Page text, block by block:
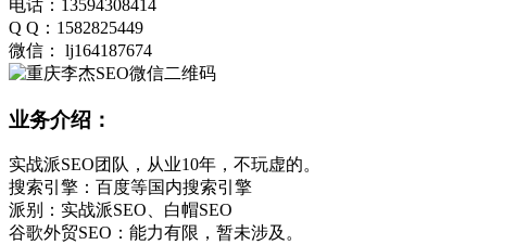
电话：13594308414
Q Q：1582825449
微信： lj164187674
业务介绍：
实战派SEO团队，从业10年，不玩虚的。
搜索引擎：百度等国内搜索引擎
派别：实战派SEO、白帽SEO
谷歌外贸SEO：能力有限，暂未涉及。